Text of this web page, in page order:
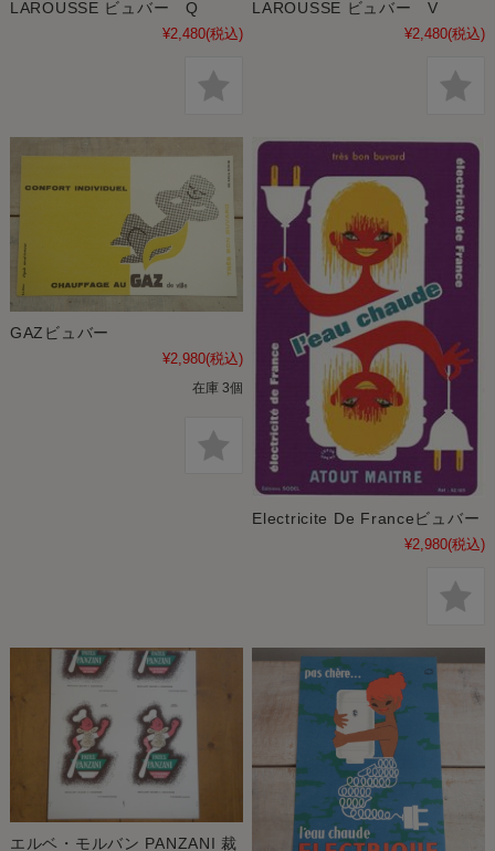
LAROUSSE ビュバー Q
¥2,480(税込)
LAROUSSE ビュバー V
¥2,480(税込)
GAZビュバー
¥2,980(税込)
在庫 3個
Electricite De Franceビュバー
¥2,980(税込)
エルベ・モルバン PANZANI 裁